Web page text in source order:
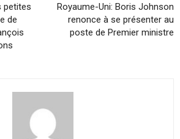
petites
de
Royaume-Uni: Boris Johnson
renonce à se présenter au
poste de Premier ministre